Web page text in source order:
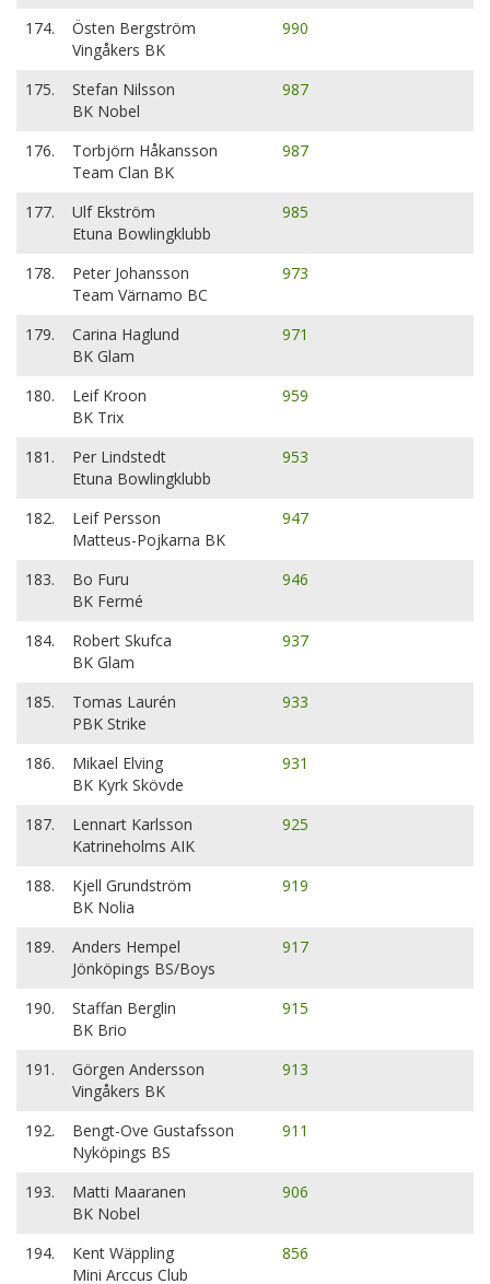
174.
Östen Bergström
Vingåkers BK
990
175.
Stefan Nilsson
BK Nobel
987
176.
Torbjörn Håkansson
Team Clan BK
987
177.
Ulf Ekström
Etuna Bowlingklubb
985
178.
Peter Johansson
Team Värnamo BC
973
179.
Carina Haglund
BK Glam
971
180.
Leif Kroon
BK Trix
959
181.
Per Lindstedt
Etuna Bowlingklubb
953
182.
Leif Persson
Matteus-Pojkarna BK
947
183.
Bo Furu
BK Fermé
946
184.
Robert Skufca
BK Glam
937
185.
Tomas Laurén
PBK Strike
933
186.
Mikael Elving
BK Kyrk Skövde
931
187.
Lennart Karlsson
Katrineholms AIK
925
188.
Kjell Grundström
BK Nolia
919
189.
Anders Hempel
Jönköpings BS/Boys
917
190.
Staffan Berglin
BK Brio
915
191.
Görgen Andersson
Vingåkers BK
913
192.
Bengt-Ove Gustafsson
Nyköpings BS
911
193.
Matti Maaranen
BK Nobel
906
194.
Kent Wäppling
Mini Arccus Club
856